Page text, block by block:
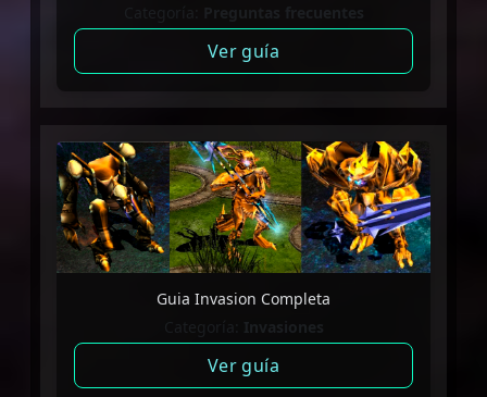
Preguntas frecuentes
Ver guía
Guia Invasion Completa
Categoría:
Invasiones
Ver guía